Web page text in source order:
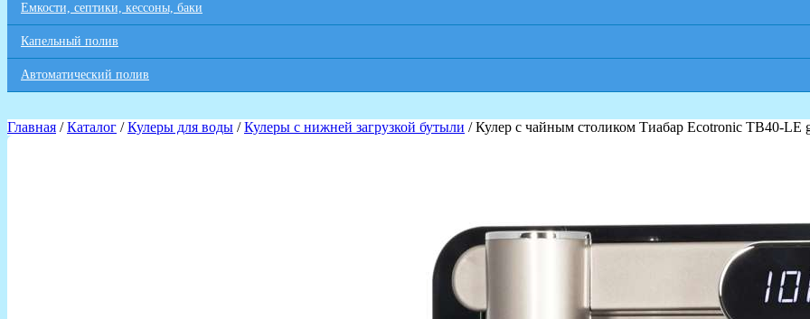
Емкости, септики, кессоны, баки
Капельный полив
Автоматический полив
Главная /Каталог /Кулеры для воды /Кулеры с нижней загрузкой бутыли / Кулер с чайным столиком Тиабар Ecotronic TB40-LE